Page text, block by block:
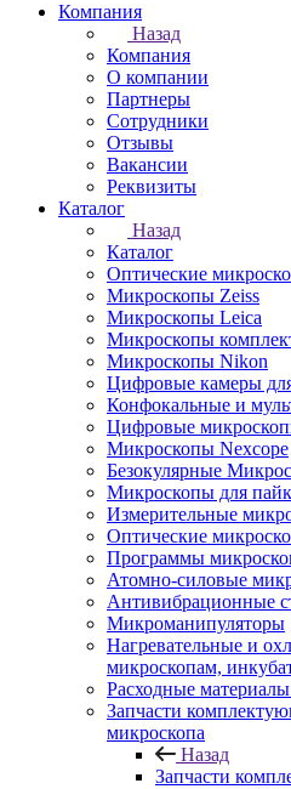
Компания
Назад
Компания
О компании
Партнеры
Сотрудники
Отзывы
Вакансии
Реквизиты
Каталог
Назад
Каталог
Оптические
Микроскопы Zeiss
Микроскопы Leica
Микроскопы
Микроскопы Nikon
Цифровые камеры
Конфокальные и
Цифровые
Микроскопы Nexcope
Безокулярные
Микроскопы для
Измерительные
Оптические
Программы
Атомно-силовые
Антивибрационные
Микроманипуляторы
Нагревательные и
микроскопам,
Расходные
Запчасти
микроскопа
Назад
Запчасти